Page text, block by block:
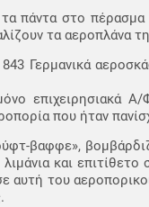
τα πάντα στο
τα αεροπλάνα
Γερμανικά
επιχειρησιακά
που ήταν
βαφφε»,
και
αυτή του